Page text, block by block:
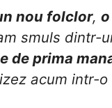
nou folclor,
smuls dintr-
de prima
acum intr-